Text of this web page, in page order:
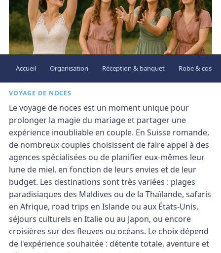
Accueil Organisation Réception & banquet Robe &
VOYAGE DE NOCES
Le voyage de noces est un moment unique pour
prolonger la magie du mariage et partager une
expérience inoubliable en couple. En Suisse romande,
de nombreux couples choisissent de faire appel à des
agences spécialisées ou de planifier eux-mêmes leur
lune de miel, en fonction de leurs envies et de leur
budget. Les destinations sont très variées : plages
paradisiaques des Maldives ou de la Thaïlande, safaris
en Afrique, road trips en Islande ou aux États-Unis,
séjours culturels en Italie ou au Japon, ou encore
croisières sur des fleuves ou océans. Le choix dépend
de l'expérience souhaitée : détente totale, aventure et